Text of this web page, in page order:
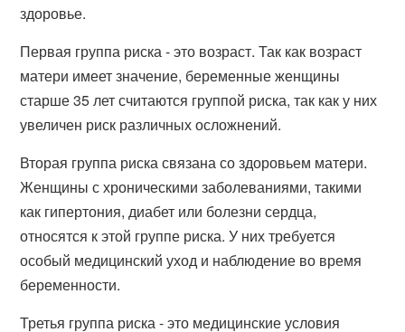
здоровье.
Первая группа риска - это возраст. Так как возраст
матери имеет значение, беременные женщины
старше 35 лет считаются группой риска, так как у них
увеличен риск различных осложнений.
Вторая группа риска связана со здоровьем матери.
Женщины с хроническими заболеваниями, такими
как гипертония, диабет или болезни сердца,
относятся к этой группе риска. У них требуется
особый медицинский уход и наблюдение во время
беременности.
Третья группа риска - это медицинские условия